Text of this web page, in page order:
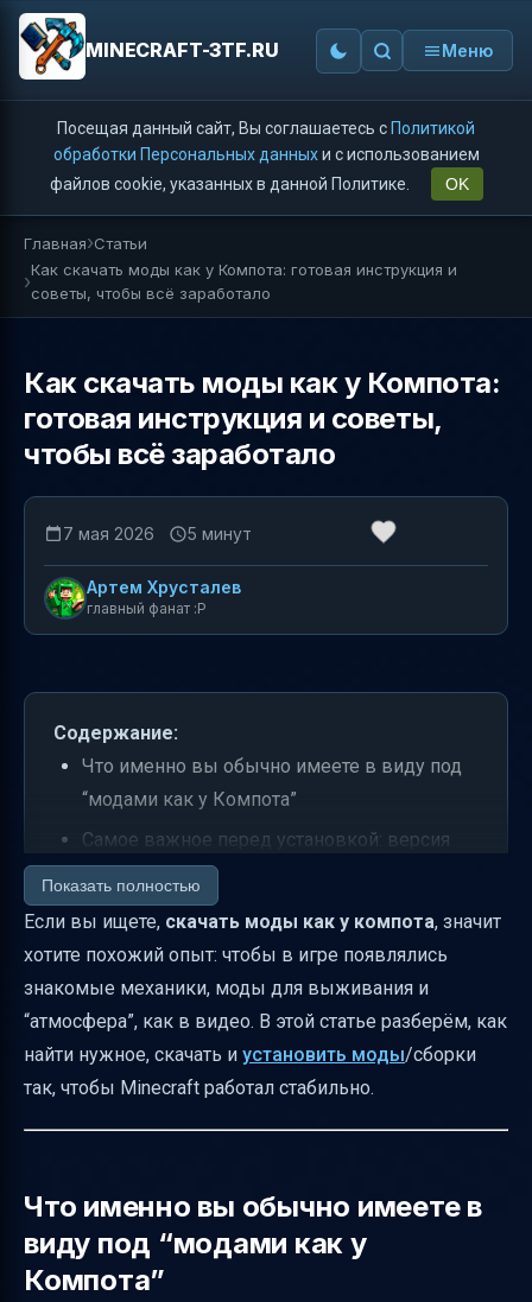
MINECRAFT-3TF.RU Меню
Посещая данный сайт, Вы соглашаетесь с Политикой
обработки Персональных данныхи с использованием
файлов cookie, указанных в данной Политике.
OK
Главная Статьи
Как скачать моды как у Компота: готовая инструкция и
советы, чтобы всё заработало
Как скачать моды как у Компота:
готовая инструкция и советы,
чтобы всё заработало
7 мая 2026 5 минут
Артем Хрусталев
главный фанат :P
Содержание:
Что именно вы обычно имеете в виду под
“модами как у Компота”
Самое важное перед установкой: версия
игры и тип (Java или Bedrock)
Как скачать сборку модов “как у Компота” и
не запутаться
Установка: самый частый сценарий “с
лаунчером в архиве”
Какие моды дают “разнообразие для
выживания”, как в видео Компота
Пример логики: почему “мод на
Компота
Где обычно ищут такие моды: Telegram и
“видео-находки”
Показать полностью
Если вы ищете, скачать моды как у компота, значит
хотите похожий опыт: чтобы в игре появлялись
знакомые механики, моды для выживания и
“атмосфера”, как в видео. В этой статье разберём, как
найти нужное, скачать и установить моды/сборки
так, чтобы Minecraft работал стабильно.
Что именно вы обычно имеете в
виду под “модами как у
Компота”